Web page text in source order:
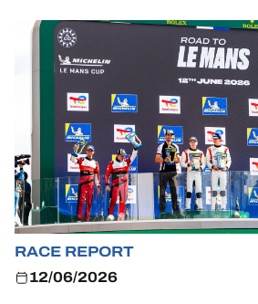
ELMS
MLMC
RACE REPORT
12/06/2026